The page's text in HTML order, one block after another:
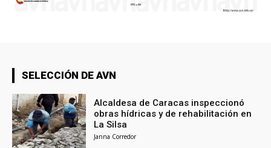
SELECCIÓN DE AVN
Alcaldesa de Caracas inspeccionó
obras hídricas y de rehabilitación en
La Silsa
Janna Corredor